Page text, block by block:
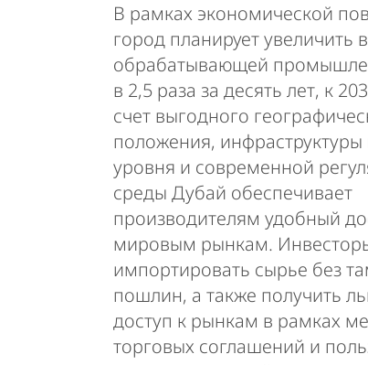
В рамках экономической
город планирует увеличить
обрабатывающей
в 2,5 раза за десять лет, к
счет выгодного
положения,
уровня и современной
среды Дубай обеспечивает
производителям удобный
мировым рынкам.
импортировать сырье без
пошлин, а также получить
доступ к рынкам в рамках
торговых соглашений и